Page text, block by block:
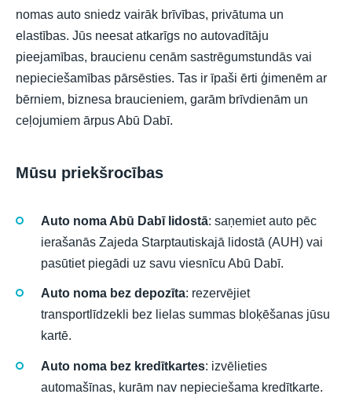
nomas auto sniedz vairāk brīvības, privātuma un
elastības. Jūs neesat atkarīgs no autovadītāju
pieejamības, braucienu cenām sastrēgumstundās vai
nepieciešamības pārsēsties. Tas ir īpaši ērti ģimenēm ar
bērniem, biznesa braucieniem, garām brīvdienām un
ceļojumiem ārpus Abū Dabī.
Mūsu priekšrocības
Auto noma Abū Dabī lidostā: saņemiet auto pēc
ierašanās Zajeda Starptautiskajā lidostā (AUH) vai
pasūtiet piegādi uz savu viesnīcu Abū Dabī.
Auto noma bez depozīta: rezervējiet
transportlīdzekli bez lielas summas bloķēšanas jūsu
kartē.
Auto noma bez kredītkartes: izvēlieties
automašīnas, kurām nav nepieciešama kredītkarte.